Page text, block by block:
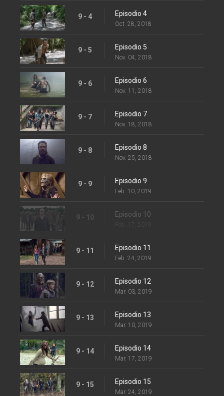
9 - 4 Episodio 4
Oct. 28, 2018
9 - 5 Episodio 5
Nov. 04, 2018
9 - 6 Episodio 6
Nov. 11, 2018
9 - 7 Episodio 7
Nov. 18, 2018
9 - 8 Episodio 8
Nov. 25, 2018
9 - 9 Episodio 9
Feb. 10, 2019
9 - 10 Episodio 10
9 - 11 Episodio 11
Feb. 24, 2019
9 - 12 Episodio 12
Mar. 03, 2019
9 - 13 Episodio 13
Mar. 10, 2019
9 - 14 Episodio 14
Mar. 17, 2019
9 - 15 Episodio 15
Mar. 24, 2019